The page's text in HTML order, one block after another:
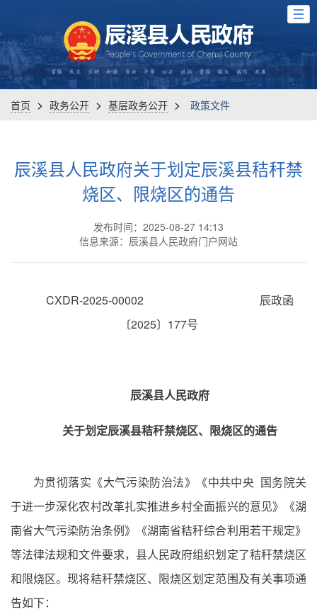
首页 > 政务公开 > 基层政务公开 > 政策文件
辰溪县人民政府关于划定辰溪县秸秆禁
烧区、限烧区的通告
发布时间：2025-08-27 14:13
信息来源：辰溪县人民政府门户网站
CXDR-2025-00002 辰政函
〔2025〕177号
辰溪县人民政府
关于划定辰溪县秸秆禁烧区、限烧区的通告
为贯彻落实《大气污染防治法》《中共中央 国务院关
于进一步深化农村改革扎实推进乡村全面振兴的意见》《湖
南省大气污染防治条例》《湖南省秸秆综合利用若干规定》
等法律法规和文件要求，县人民政府组织划定了秸秆禁烧区
和限烧区。现将秸秆禁烧区、限烧区划定范围及有关事项通
告如下：